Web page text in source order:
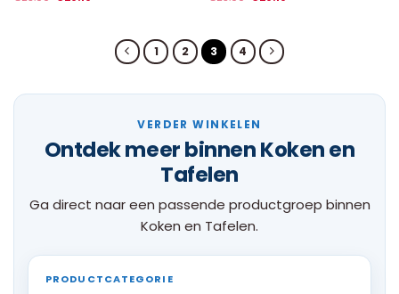
1 2 3 4
VERDER WINKELEN
Ontdek meer binnen Koken en
Tafelen
Ga direct naar een passende productgroep binnen
Koken en Tafelen.
PRODUCTCATEGORIE